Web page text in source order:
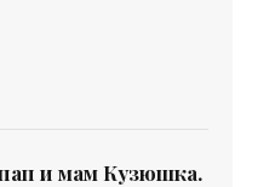
и мам Кузюшка.